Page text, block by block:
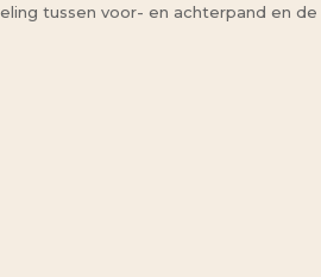
tussen voor- en achterpand en